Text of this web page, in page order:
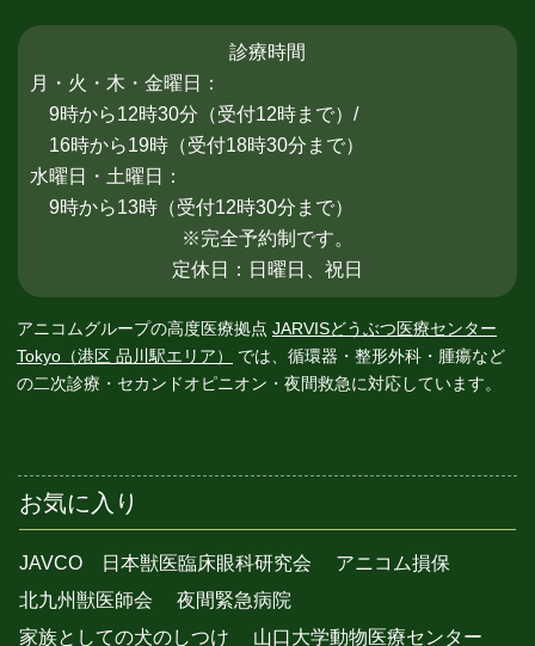
診療時間
月・火・木・金曜日：
9時から12時30分（受付12時まで）/
16時から19時（受付18時30分まで）
水曜日・土曜日：
9時から13時（受付12時30分まで）
※完全予約制です。
定休日：日曜日、祝日
アニコムグループの高度医療拠点 JARVISどうぶつ医療センター
Tokyo（港区 品川駅エリア）
では、循環器・整形外科・腫瘍など
の二次診療・ セカンドオピニオン・夜間救急に対応しています。
お気に入り
JAVCO 日本獣医臨床眼科研究会
アニコム損保
北九州獣医師会
夜間緊急病院
家族としての犬のしつけ
山口大学動物医療センター